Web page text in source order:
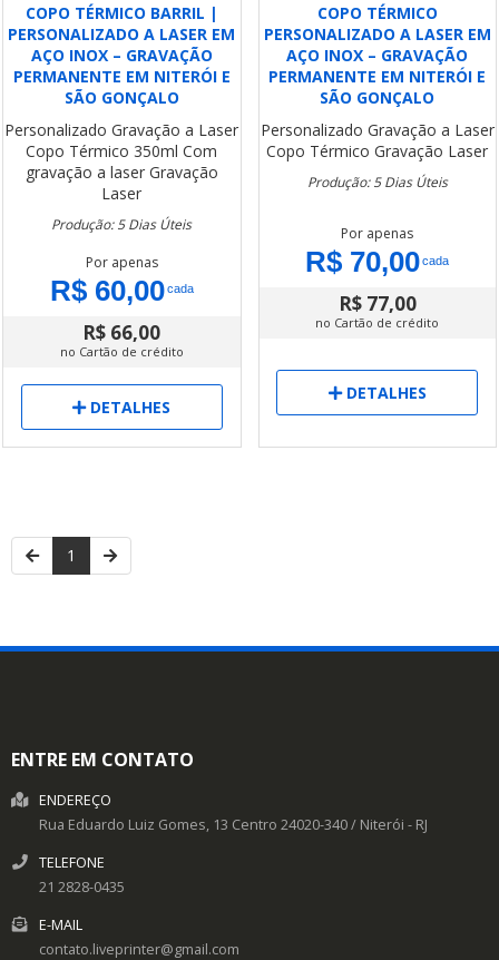
COPO TÉRMICO BARRIL |
PERSONALIZADO A LASER EM
AÇO INOX – GRAVAÇÃO
PERMANENTE EM NITERÓI E
SÃO GONÇALO
Personalizado Gravação a Laser
Copo Térmico 350ml Com
gravação a laser Gravação
Laser
Produção: 5 Dias Úteis
Por apenas
R$ 60,00cada
R$ 66,00
no Cartão de crédito
DETALHES
COPO TÉRMICO
PERSONALIZADO A LASER EM
AÇO INOX – GRAVAÇÃO
PERMANENTE EM NITERÓI E
SÃO GONÇALO
Personalizado Gravação a Laser
Copo Térmico Gravação Laser
Produção: 5 Dias Úteis
Por apenas
R$ 70,00cada
R$ 77,00
no Cartão de crédito
DETALHES
1
ENTRE EM CONTATO
ENDEREÇO
Rua Eduardo Luiz Gomes, 13 Centro 24020-340/ Niterói - RJ
TELEFONE
21 2828-0435
E-MAIL
contato.liveprinter@gmail.com